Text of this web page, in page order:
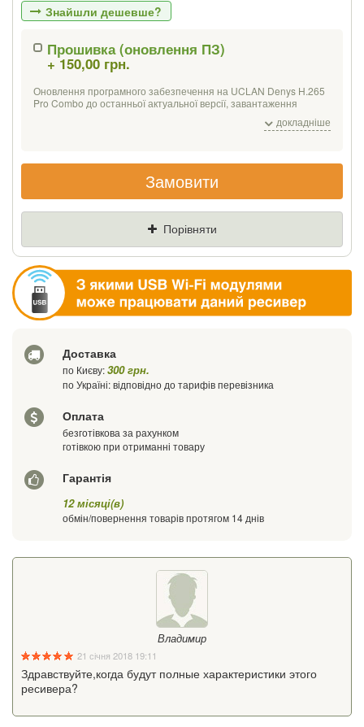
Знайшли дешевше?
Якщо Ви знайдете товар дешевше - ми
знизимо ціну і подаруємо % від різниці
Прошивка (оновлення ПЗ)
+ 150,00 грн.
Оновлення програмного забезпечення на UCLAN Denys H.265
Pro Combo до останньої актуальної версії, завантаження
докладніше
Замовити
Порівняти
Доставка
по Києву:300 грн.
по Україні: відповідно до тарифів перевізника
Оплата
безготівкова за рахунком
готівкою при отриманні товару
Гарантія
12 місяці(в)
обмін/повернення товарів протягом 14 днів
Владимир
21 січня 2018 19:11
Здравствуйте,когда будут полные характеристики этого
ресивера?